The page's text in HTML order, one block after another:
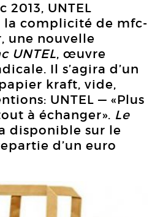
2013, UNTEL
la complicité de mfc-
une nouvelle
UNTEL, œuvre
Il s’agira d’un
kraft, vide,
UNTEL — «Plus
à échanger». Le
disponible sur le
d’un euro